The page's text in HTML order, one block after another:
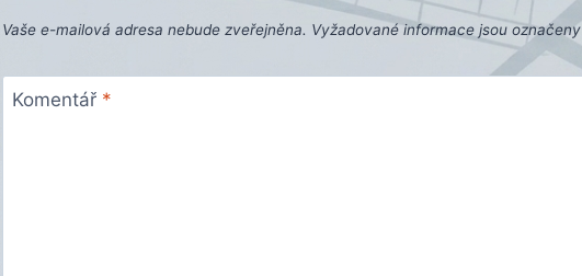
Vaše e-mailová adresa nebude zveřejněna. Vyžadované informace jsou označeny
Komentář *